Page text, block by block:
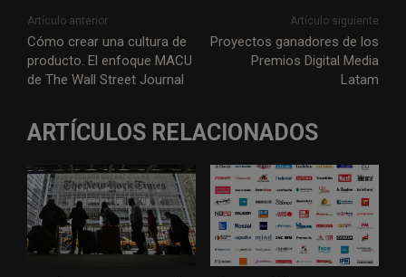
i
t
t
c
e
b
k
k
e
n
t
s
p
g
m
i
i
l
s
s
a
Artículo anterior
Cómo crear una cultura de
producto. El enfoque MACU
de The Wall Street Journal
Artículo siguiente
Proyectos ganadores de los
Premios Digital Media
Latam
ARTÍCULOS RELACIONADOS